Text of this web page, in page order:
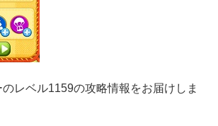
レベル1159の攻略情報をお届けしま